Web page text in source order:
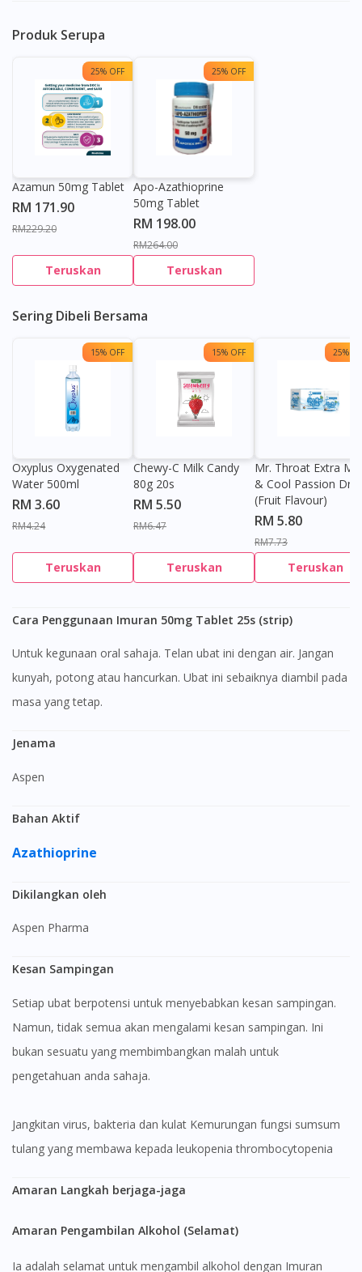
Produk Serupa
25% OFF
Azamun 50mg Tablet
RM 171.90
RM229.20
Teruskan
25% OFF
Apo-Azathioprine
50mg Tablet
RM 198.00
RM264.00
Teruskan
Sering Dibeli Bersama
15% OFF
Oxyplus Oxygenated
Water 500ml
RM 3.60
RM4.24
Teruskan
15% OFF
Chewy-C Milk Candy
80g 20s
RM 5.50
RM6.47
Teruskan
25%
Mr. Throat Extra
& Cool Passion
(Fruit Flavour)
RM 5.80
RM7.73
Teruskan
Cara Penggunaan Imuran 50mg Tablet 25s (strip)
Untuk kegunaan oral sahaja. Telan ubat ini dengan air. Jangan
kunyah, potong atau hancurkan. Ubat ini sebaiknya diambil pada
masa yang tetap.
Jenama
Aspen
Bahan Aktif
Azathioprine
Dikilangkan oleh
Aspen Pharma
Kesan Sampingan
Setiap ubat berpotensi untuk menyebabkan kesan sampingan.
Namun, tidak semua akan mengalami kesan sampingan. Ini
bukan sesuatu yang membimbangkan malah untuk
pengetahuan anda sahaja.
jangkitan virus, bakteria dan kulat Kemurungan fungsi sumsum
tulang yang membawa kepada leukopenia thrombocytopenia
Amaran Langkah berjaga-jaga
Amaran Pengambilan Alkohol (Selamat)
Ia adalah selamat untuk mengambil alkohol dengan Imuran